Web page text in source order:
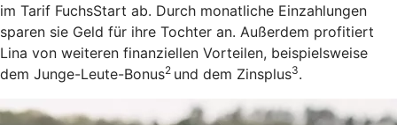
im Tarif FuchsStart ab. Durch monatliche Einzahlungen
sparen sie Geld für ihre Tochter an. Außerdem profitiert
Lina von weiteren finanziellen Vorteilen, beispielsweise
dem Junge-Leute-Bonus2 und dem Zinsplus3.